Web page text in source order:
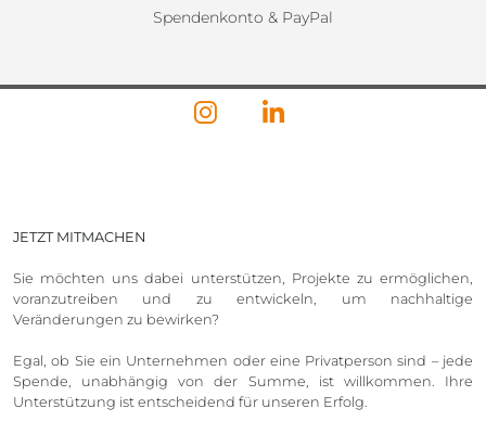
Spendenkonto & PayPal
JETZT MITMACHEN
Sie möchten uns dabei unterstützen, Projekte zu ermöglichen,
voranzutreiben und zu entwickeln, um nachhaltige
Veränderungen zu bewirken?
Egal, ob Sie ein Unternehmen oder eine Privatperson sind – jede
Spende, unabhängig von der Summe, ist willkommen. Ihre
Unterstützung ist entscheidend für unseren Erfolg.